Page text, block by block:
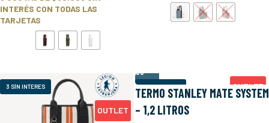
INTERÉS CON TODAS LAS
TARJETAS
3 SÍN INTERES
OUTLET
3 SÍN INTERES
20%
OUTLET
TERMO STANLEY MATE SYSTEM
– 1,2 LITROS